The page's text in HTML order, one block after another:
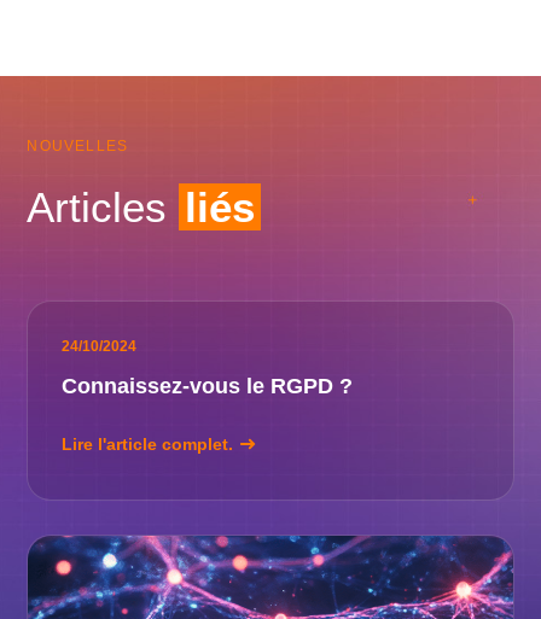
NOUVELLES
Articles liés
24/10/2024
Connaissez-vous le RGPD ?
Lire l'article complet.